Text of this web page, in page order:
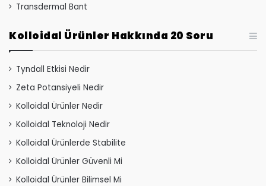
Transdermal Bant
Kolloidal Ürünler Hakkında 20 Soru
Tyndall Etkisi Nedir
Zeta Potansiyeli Nedir
Kolloidal Ürünler Nedir
Kolloidal Teknoloji Nedir
Kolloidal Ürünlerde Stabilite
Kolloidal Ürünler Güvenli Mi
Kolloidal Ürünler Bilimsel Mi